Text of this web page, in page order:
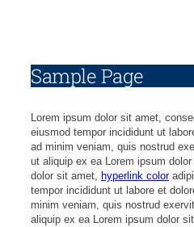
Sample Page
Lorem ipsum dolor sit amet,
eiusmod tempor incididunt ut
ad minim veniam, quis nostrud
ut aliquip ex ea Lorem ipsum
dolor sit amet, hyperlink color
tempor incididunt ut labore et
minim veniam, quis nostrud
aliquip ex ea Lorem ipsum dolor